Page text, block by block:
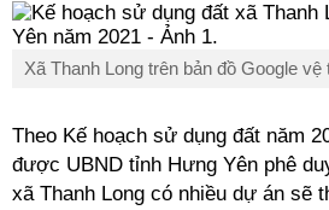
Xã Thanh Long trên bản đồ Google vệ
Theo Kế hoạch sử dụng đất năm
được UBND tỉnh Hưng Yên phê
xã Thanh Long có nhiều dự án sẽ